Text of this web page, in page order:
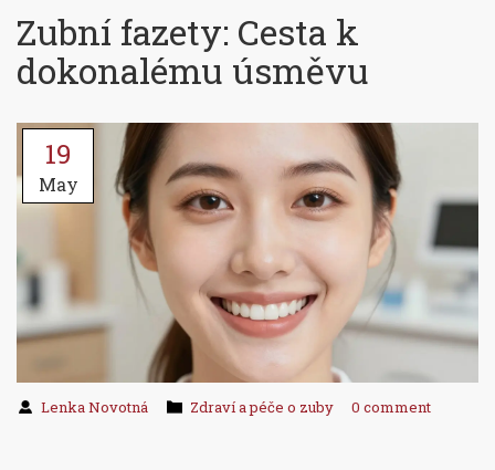
Zubní fazety: Cesta k
dokonalému úsměvu
19
May
Lenka Novotná Zdraví a péče o zuby 0 comment